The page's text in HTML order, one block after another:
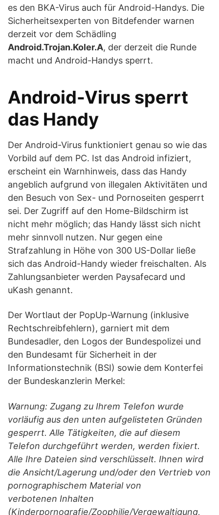
es den BKA-Virus auch für Android-Handys. Die
Sicherheitsexperten von Bitdefender warnen
derzeit vor dem Schädling
Android.Trojan.Koler.A, der derzeit die Runde
macht und Android-Handys sperrt.
Android-Virus sperrt
das Handy
Der Android-Virus funktioniert genau so wie das
Vorbild auf dem PC. Ist das Android infiziert,
erscheint ein Warnhinweis, dass das Handy
angeblich aufgrund von illegalen Aktivitäten und
den Besuch von Sex- und Pornoseiten gesperrt
sei. Der Zugriff auf den Home-Bildschirm ist
nicht mehr möglich; das Handy lässt sich nicht
mehr sinnvoll nutzen. Nur gegen eine
Strafzahlung in Höhe von 300 US-Dollar ließe
sich das Android-Handy wieder freischalten. Als
Zahlungsanbieter werden Paysafecard und
uKash genannt.
Der Wortlaut der PopUp-Warnung (inklusive
Rechtschreibfehlern), garniert mit dem
Bundesadler, den Logos der Bundespolizei und
den Bundesamt für Sicherheit in der
Informationstechnik (BSI) sowie dem Konterfei
der Bundeskanzlerin Merkel:
Warnung: Zugang zu Ihrem Telefon wurde
vorläufig aus den unten aufgelisteten Gründen
gesperrt. Alle Tätigkeiten, die auf diesem
Telefon durchgeführt werden, werden fixiert.
Alle Ihre Dateien sind verschlüsselt. Ihnen wird
die Ansicht/Lagerung und/oder den Vertrieb von
pornographischem Material von
verbotenen Inhalten
(Kinderpornografie/Zoophilie/Vergewaltigung,